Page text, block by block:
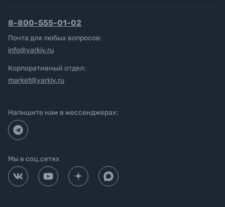
8-800-555-01-02
Почта для любых вопросов:
info@yarkiy.ru
Корпоративный отдел:
market@yarkiy.ru
Напишите нам в мессенджерах:
Мы в соц.сетях